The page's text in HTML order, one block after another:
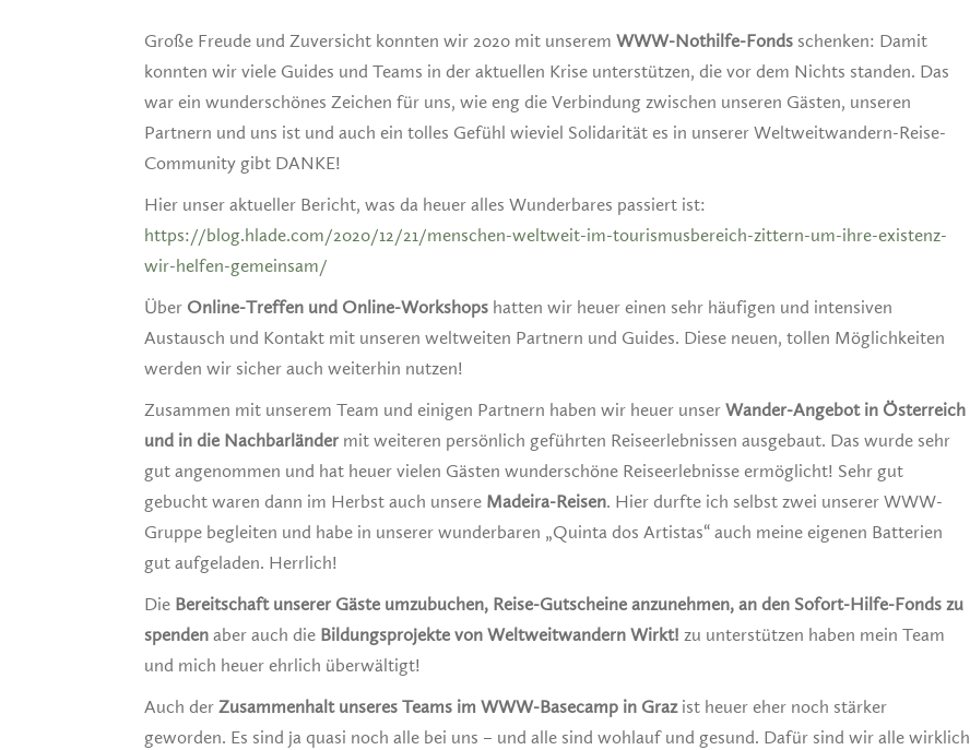
Große Freude und Zuversicht konnten wir 2020 mit unserem WWW-Nothilfe-Fonds schenken: Damit
konnten wir viele Guides und Teams in der aktuellen Krise unterstützen, die vor dem Nichts standen. Das
war ein wunderschönes Zeichen für uns, wie eng die Verbindung zwischen unseren Gästen, unseren
Partnern und uns ist und auch ein tolles Gefühl wieviel Solidarität es in unserer Weltweitwandern-Reise-
Community gibt DANKE!
Hier unser aktueller Bericht, was da heuer alles Wunderbares passiert ist:
https://blog.hlade.com/2020/12/21/menschen-weltweit-im-tourismusbereich-zittern-um-ihre-existenz-
wir-helfen-gemeinsam/
Über Online-Treffen und Online-Workshops hatten wir heuer einen sehr häufigen und intensiven
Austausch und Kontakt mit unseren weltweiten Partnern und Guides. Diese neuen, tollen Möglichkeiten
werden wir sicher auch weiterhin nutzen!
Zusammen mit unserem Team und einigen Partnern haben wir heuer unser Wander-Angebot in Österreich
und in die Nachbarländer mit weiteren persönlich geführten Reiseerlebnissen ausgebaut. Das wurde sehr
gut angenommen und hat heuer vielen Gästen wunderschöne Reiseerlebnisse ermöglicht! Sehr gut
gebucht waren dann im Herbst auch unsere Madeira-Reisen. Hier durfte ich selbst zwei unserer WWW-
Gruppe begleiten und habe in unserer wunderbaren „Quinta dos Artistas“ auch meine eigenen Batterien
gut aufgeladen. Herrlich!
Die Bereitschaft unserer Gäste umzubuchen, Reise-Gutscheine anzunehmen, an den Sofort-Hilfe-Fonds zu
spenden aber auch die Bildungsprojekte von Weltweitwandern Wirkt! zu unterstützen haben mein Team
und mich heuer ehrlich überwältigt!
Auch der Zusammenhalt unseres Teams im WWW-Basecamp in Grazist heuer eher noch stärker
geworden. Es sind ja quasi noch alle bei uns – und alle sind wohlauf und gesund. Dafür sind wir alle wirklich